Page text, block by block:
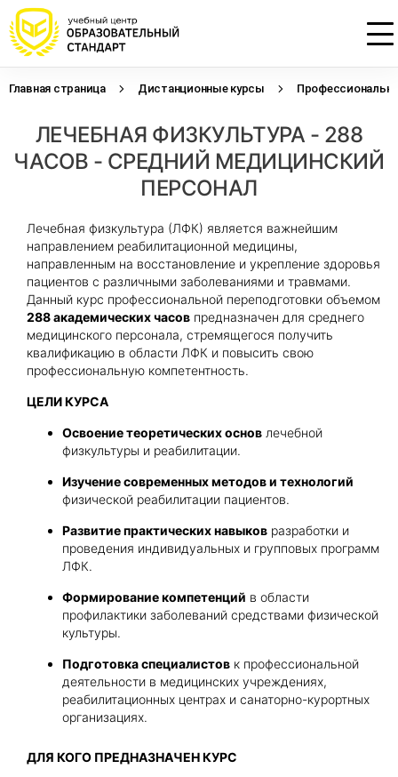
Главная страница Дистанционные курсы
ЛЕЧЕБНАЯ ФИЗКУЛЬТУРА - 288
ЧАСОВ - СРЕДНИЙ МЕДИЦИНСКИЙ
ПЕРСОНАЛ
Лечебная физкультура (ЛФК) является важнейшим
направлением реабилитационной медицины,
направленным на восстановление и укрепление здоровья
пациентов с различными заболеваниями и травмами.
Данный курс профессиональной переподготовки объемом
288 академических часов предназначен для среднего
медицинского персонала, стремящегося получить
квалификацию в области ЛФК и повысить свою
профессиональную компетентность.
ЦЕЛИ КУРСА
Освоение теоретических основ лечебной
физкультуры и реабилитации.
Изучение современных методов и технологий
физической реабилитации пациентов.
Развитие практических навыков разработки и
проведения индивидуальных и групповых программ
ЛФК.
Формирование компетенций в области
профилактики заболеваний средствами физической
культуры.
Подготовка специалистов к профессиональной
деятельности в медицинских учреждениях,
реабилитационных центрах и санаторно-курортных
организациях.
ДЛЯ КОГО ПРЕДНАЗНАЧЕН КУРС
Оставьте свои данные, наши специалисты
свяжутся с Вами
Приложите документы
Получить консультацию
Даю согласие наобработку персональных
данныхи
Оставьте свои данные, наши специалисты
свяжутся с Вами
Приложите документы
Получить консультацию
Даю согласие наобработку персональных
данныхиe-mail рассылку
начислением баллов 14 ЗЕТ
Оставьте свои данные, наши специалисты
проконсультируют Вас
Получить консультацию
Даю согласие наобработку персональных
данных